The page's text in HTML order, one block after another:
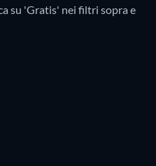
su 'Gratis' nei filtri sopra e